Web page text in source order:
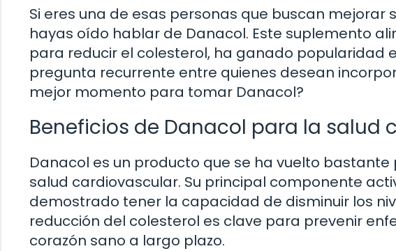
Si eres una de esas personas que buscan mejorar
hayas oído hablar de Danacol. Este suplemento
para reducir el colesterol, ha ganado popularidad
pregunta recurrente entre quienes desean
mejor momento para tomar Danacol?
Beneficios de Danacol para la salud
Danacol es un producto que se ha vuelto
salud cardiovascular. Su principal componente
demostrado tener la capacidad de disminuir los
reducción del colesterol es clave para prevenir
corazón sano a largo plazo.